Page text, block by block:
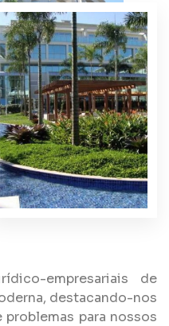
empresariais de
destacando-nos
para nossos